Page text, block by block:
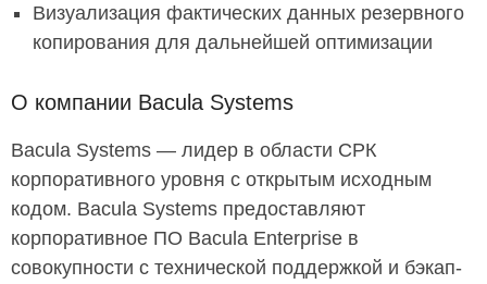
Визуализация фактических данных резервного
копирования для дальнейшей оптимизации
О компании Bacula Systems
Bacula Systems — лидер в области СРК
корпоративного уровня с открытым исходным
кодом. Bacula Systems предоставляют
корпоративное ПО Bacula Enterprise в
совокупности с технической поддержкой и бэкап-